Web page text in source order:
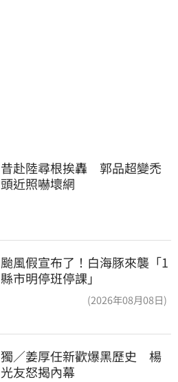
昔赴陸尋根挨轟　郭品超變禿
頭近照嚇壞網
颱風假宣布了！白海豚來襲「1
縣市明停班停課」
(2026年08月08日)
獨／姜厚任新歡爆黑歷史　楊
光友怒揭內幕